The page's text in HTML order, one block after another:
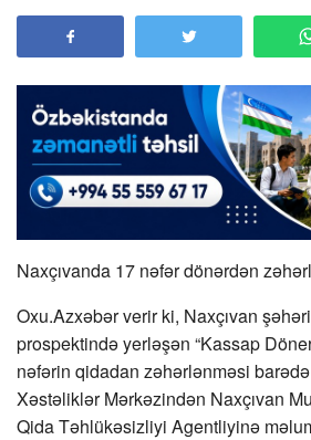
Naxçıvanda 17 nəfər dönərdən
Oxu.Azxəbər verir ki, Naxçıvan
prospektində yerləşən “Kassap
nəfərin qidadan zəhərlənməsi
Xəstəliklər Mərkəzindən Naxçıvan
Qida Təhlükəsizliyi Agentliyinə